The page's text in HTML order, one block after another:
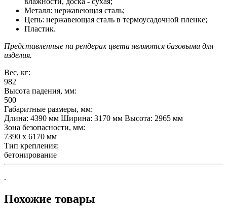
Металл: нержавеющая сталь;
Цепь: нержавеющая сталь в термоусадочной пленке;
Пластик.
Представленные на рендерах цвета являются базовыми для
изделия.
Вес, кг:
982
Высота падения, мм:
500
Габаритные размеры, мм:
Длина: 4390 мм Ширина: 3170 мм Высота: 2965 мм
Зона безопасности, мм:
7390 x 6170 мм
Тип крепления:
бетонирование
.
Похожие товары